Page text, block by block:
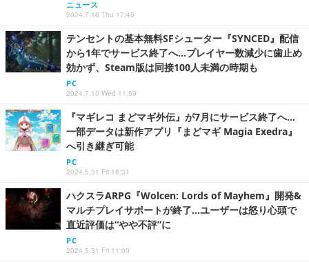
ニュース
2024.7.18 Thu 17:45
テンセントの基本無料SFシューター『SYNCED』配信
から1年でサービス終了へ…プレイヤー数減少に歯止め
効かず、Steam版は同接100人未満の時期も
PC
2024.7.10 Wed 11:59
『マギレコ まどマギ外伝』が7月にサービス終了へ…
一部データは新作アプリ『まどマギ Magia Exedra』
へ引き継ぎ可能
PC
2024.5.31 Fri 18:31
ハクスラARPG『Wolcen: Lords of Mayhem』開発&
マルチプレイサポートが終了…ユーザーは怒り心頭で
直近評価は“やや不評”に
PC
2024.5.31 Fri 11:00